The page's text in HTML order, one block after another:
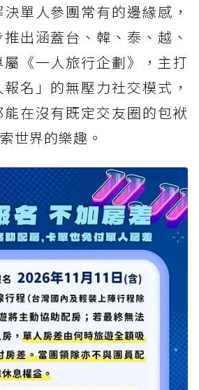
單人參團常有的邊緣感，
出涵蓋台、韓、泰、越、
屬《一人旅行企劃》，主打
報名」的無壓力社交模式，
在沒有既定交友圈的包袱
世界的樂趣。